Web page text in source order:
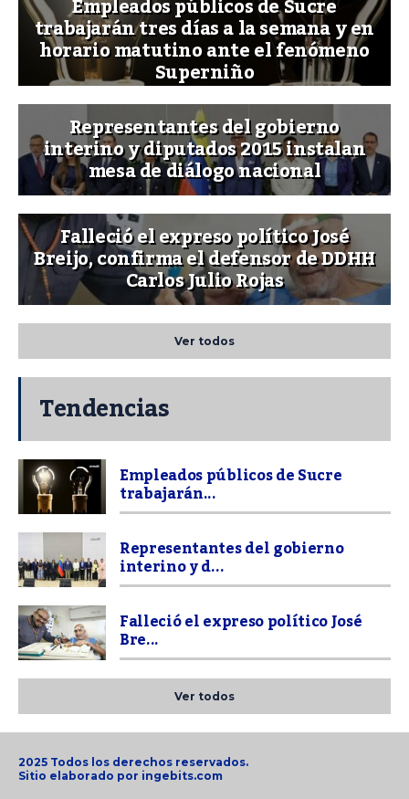
trabajarán tres días a la semana y en
horario matutino ante el fenómeno
Superniño
Representantes del gobierno
interino y diputados 2015 instalan
mesa de diálogo nacional
Falleció el expreso político José
Breijo, confirma el defensor de DDHH
Carlos Julio Rojas
Ver todos
Tendencias
Empleados públicos de Sucre
trabajarán...
Representantes del gobierno
interino y d...
Falleció el expreso político José
Bre...
Ver todos
2025 Todos los derechos reservados.
Sitio elaborado por ingebits.com